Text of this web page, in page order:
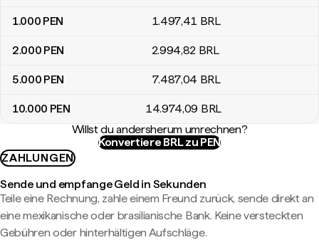
1.000 PEN 1.497,41 BRL
2.000 PEN 2.994,82 BRL
5.000 PEN 7.487,04 BRL
10.000 PEN 14.974,09 BRL
Willst du andersherum umrechnen?
Konvertiere BRL zu PEN
ZAHLUNGEN
Sende und empfange Geld in Sekunden
Teile eine Rechnung, zahle einem Freund zurück, sende direkt an
eine mexikanische oder brasilianische Bank. Keine versteckten
Gebühren oder hinterhältigen Aufschläge.